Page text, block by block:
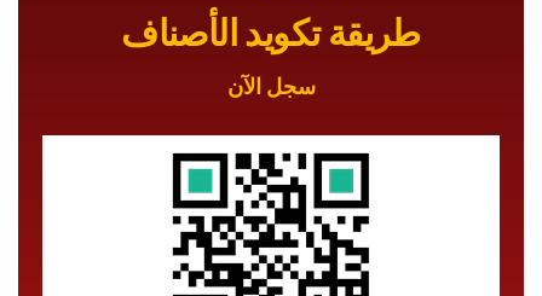
طريقة تكويد الأصناف
سجل الآن